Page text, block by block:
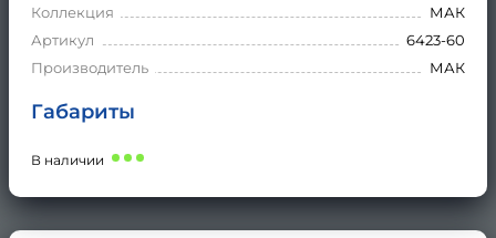
Коллекция
МАК
Артикул
6423-60
Производитель
МАК
Габариты
В наличии